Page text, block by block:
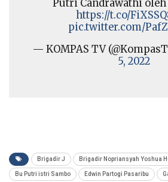
Putri Candrawathi oleh
https://t.co/
pic.twitter.com/
— KOMPAS TV
5, 2022
Brigadir J Brigadir Nopriansyah Yoshua
Bu Putri istri Sambo Edwin Partogi Pasaribu